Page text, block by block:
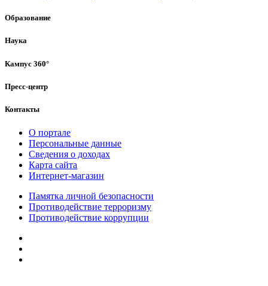
Образование
Наука
Кампус 360°
Пресс-центр
Контакты
О портале
Персональные данные
Сведения о доходах
Карта сайта
Интернет-магазин
Памятка личной безопасности
Противодействие терроризму
Противодействие коррупции